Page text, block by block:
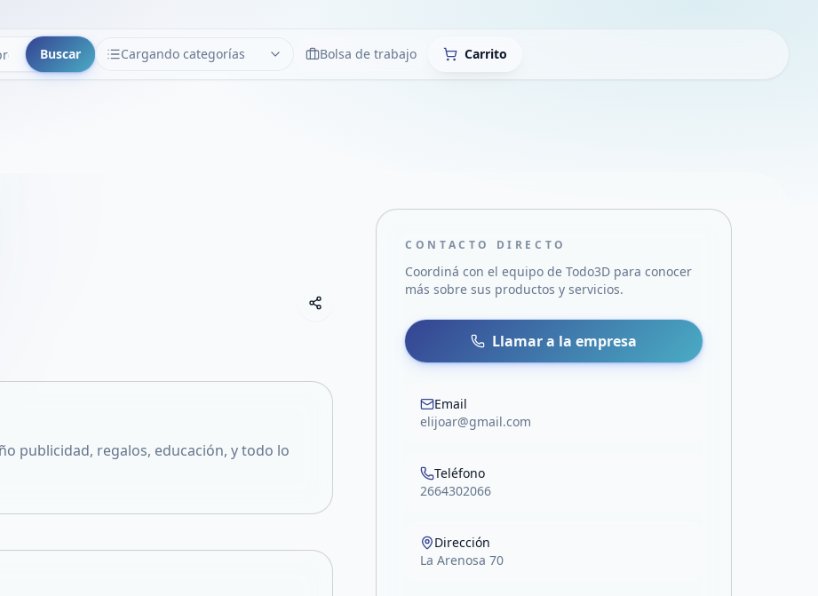
Buscar Cargando categorías
CATEGORÍAS LimpiarBolsa de trabajo Carrito
Compartir empresa
Compartir por WhatsApp
Compartir por mail
Compartir en Facebook
publicidad, regalos, educación, y todo lo
CONTACTO DIRECTO
Coordiná con el equipo deTodo3D para conocer
más sobre sus productos y servicios.
Llamar a la empresa
Email
elijoar@gmail.com
Teléfono
2664302066
Dirección
La Arenosa 70